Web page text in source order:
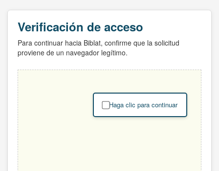
Verificación de acceso
Para continuar hacia Biblat, confirme que la solicitud
proviene de un navegador legítimo.
Haga clic para continuar